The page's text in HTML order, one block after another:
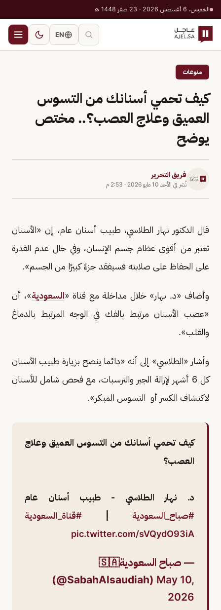
الخميس، 6 أغسطس 2026 · 23 صفر 1448 هـ
EN
منوعات
كيف تحمي أسنانك من التسوس
العميق وعلاج العصب؟.. مختص
يوضح
فريق التحرير
نُشر في الأحد 10 مايو 2026 · 2:53 م
قال الدكتور نهار الطلاسي، طبيب أسنان عام، إن «الأسنان
تعتبر من أقوى عظام جسم الإنسان، وفي حال عدم القدرة
على الحفاظ على صلابته فسيفقد جزءً كبيرًا من الجسم».
وأضاف «د. نهار» خلال مداخلة مع قناة «السعودية»، أن
«عصب الأسنان مرتبط بالفك في الوجه المرتبط بالدماغ
والقلب».
وأشار «الطلاسي» إلى أنه «دائما ينصح بزيارة طبيب الأسنان
كل 6 أشهر لإزالة الجير والترسبات، مع فحص شامل للأسنان
لاكتشاف الكسر أو التسوس المبكر».
كيف تحمي أسنانك من التسوس العميق وعلاج
العصب؟
د. نهار الطلاسي - طبيب أسنان عام
#صباح_السعودية
#قناة_السعودية
pic.twitter.com/sVQydO93iA
— صباح السعودية🇸🇦
(@SabahAlsaudiah) May 10,
2026